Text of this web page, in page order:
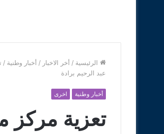
الرئيسية / أخر الاخبار / أخبار وطنية /
عبد الرحيم برادة
أخبار وطنية اخرى
تعزية مركز